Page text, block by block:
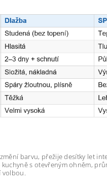
barvu, přežije desítky let
s otevřeným ohněm,
volbou.